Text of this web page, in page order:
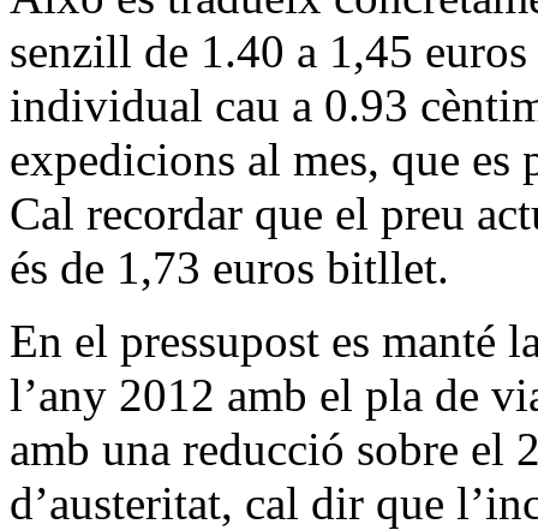
senzill de 1.40 a 1,45
individual cau a 0.93
expedicions al mes, que
Cal recordar que el preu
és de 1,73 euros bitllet.
En el pressupost es manté
l’any 2012 amb el pla de
amb una reducció sobre el
d’austeritat, cal dir que